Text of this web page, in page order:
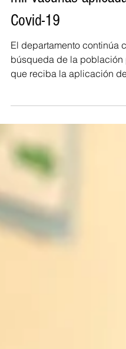
mil vacunas
El departamento continúa
búsqueda de la población
proceso de...